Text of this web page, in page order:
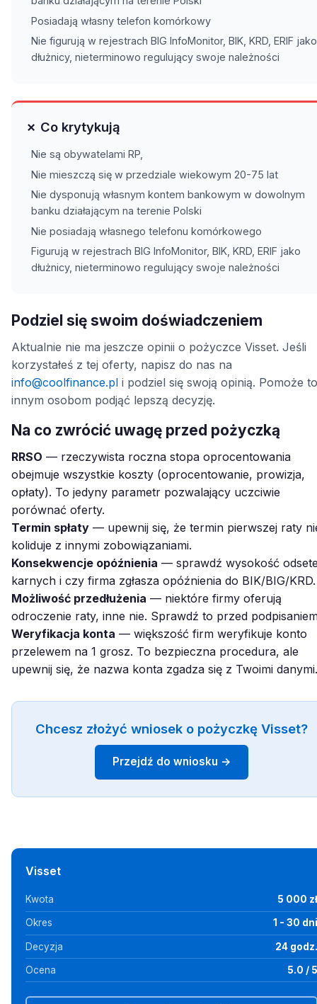
Posiadają własny telefon komórkowy
Nie figurują w rejestrach BIG InfoMonitor, BIK, KRD, ERIF jako
dłużnicy, nieterminowo regulujący swoje należności
✗ Co krytykują
Nie są obywatelami RP,
Nie mieszczą się w przedziale wiekowym 20-75 lat
Nie dysponują własnym kontem bankowym w dowolnym
banku działającym na terenie Polski
Nie posiadają własnego telefonu komórkowego
Figurują w rejestrach BIG InfoMonitor, BIK, KRD, ERIF jako
dłużnicy, nieterminowo regulujący swoje należności
Podziel się swoim doświadczeniem
Aktualnie nie ma jeszcze opinii o pożyczce Visset. Jeśli
korzystałeś z tej oferty, napisz do nas na
info@coolfinance.pl i podziel się swoją opinią. Pomoże to
innym osobom podjąć lepszą decyzję.
Na co zwrócić uwagę przed pożyczką
RRSO — rzeczywista roczna stopa oprocentowania
obejmuje wszystkie koszty (oprocentowanie, prowizja,
opłaty). To jedyny parametr pozwalający uczciwie
porównać oferty.
Termin spłaty — upewnij się, że termin pierwszej raty
koliduje z innymi zobowiązaniami.
Konsekwencje opóźnienia — sprawdź wysokość
karnych i czy firma zgłasza opóźnienia do BIK/BIG/KRD.
Możliwość przedłużenia — niektóre firmy oferują
odroczenie raty, inne nie. Sprawdź to przed
Weryfikacja konta — większość firm weryfikuje konto
przelewem na 1 grosz. To bezpieczna procedura, ale
upewnij się, że nazwa konta zgadza się z Twoimi danymi.
Chcesz złożyć wniosek o pożyczkę Visset?
Przejdź do wniosku →
Visset
Kwota 5 000 zł
Okres 1 - 30 dni
Decyzja 24 godz.
Ocena 5.0 / 5